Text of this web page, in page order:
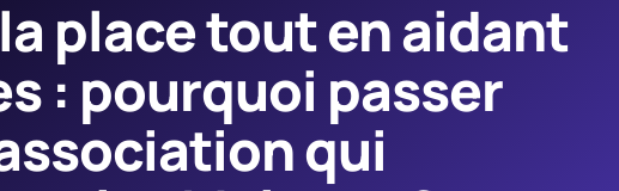
place tout en aidant
: pourquoi passer
qui